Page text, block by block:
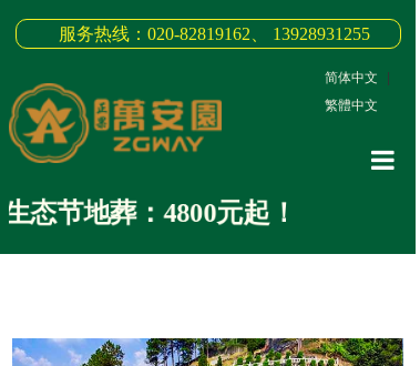
服务热线：020-82819162、 13928931255
简体中文
繁體中文
态节地葬：4800元起！